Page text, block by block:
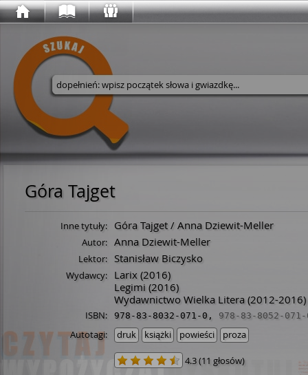
Wyszukaj w serwisie
Góra Tajget
Inne tytuły: Góra Tajget / Anna Dziewit-Meller
Autor: Anna Dziewit-Meller
Lektor: Stanisław Biczysko
Wydawcy: Larix (2016)
Legimi (2016)
Wydawnictwo Wielka Litera (2012-2016)
ISBN: 978-83-8032-071-0 , 978-83-8052-071-
Autotagi: druk książki powieści proza
4.3(11 głosów)